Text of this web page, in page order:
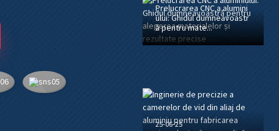
Prelucrarea CNC a alumini
ului: Ghidul dumneavoastr
ă pentru mate...
25-06-25